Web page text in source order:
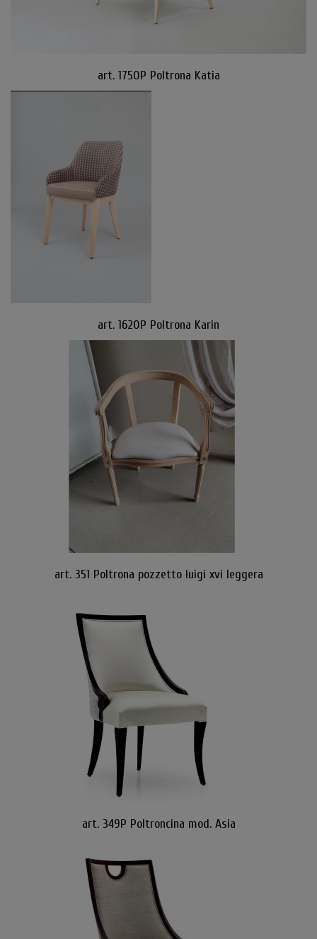
art. 1750P Poltrona Katia
art. 1620P Poltrona Karin
art. 351 Poltrona pozzetto luigi xvi leggera
art. 349P Poltroncina mod. Asia